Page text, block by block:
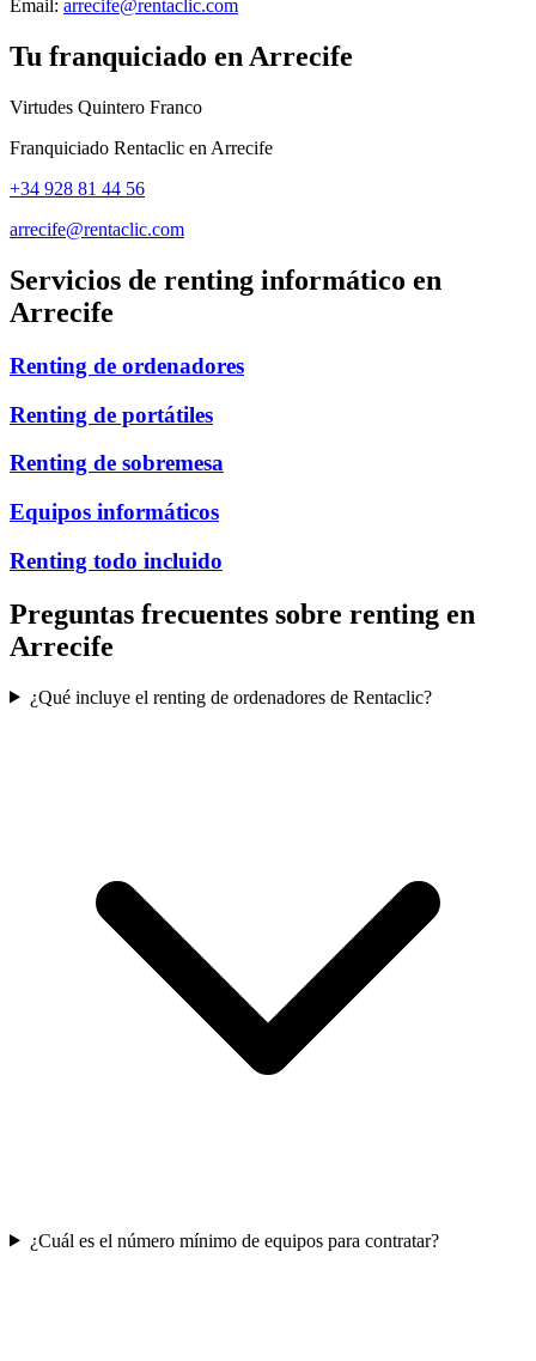
Email: arrecife@rentaclic.com
Tu franquiciado en Arrecife
Virtudes Quintero Franco
Franquiciado Rentaclic en Arrecife
+34 928 81 44 56
arrecife@rentaclic.com
Servicios de renting informático en
Arrecife
Renting de ordenadores
Renting de portátiles
Renting de sobremesa
Equipos informáticos
Renting todo incluido
Preguntas frecuentes sobre renting en
Arrecife
¿Qué incluye el renting de ordenadores de Rentaclic?
¿Cuál es el número mínimo de equipos para contratar?